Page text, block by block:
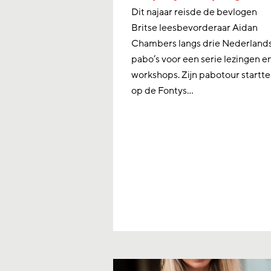
Dit najaar reisde de bevlogen
Britse leesbevorderaar Aidan
Chambers langs drie
pabo’s voor een serie lezingen
workshops. Zijn pabotour startte
op de Fontys…